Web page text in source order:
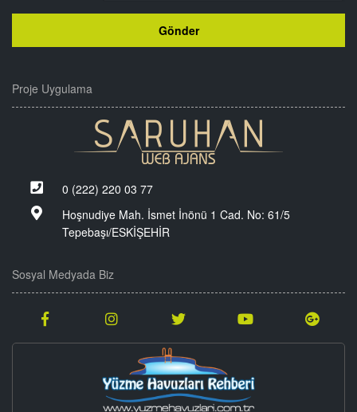
Proje Uygulama
0 (222) 220 03 77
Hoşnudiye Mah. İsmet İnönü 1 Cad. No: 61/5
Tepebaşı/ESKİŞEHİR
Sosyal Medyada Biz